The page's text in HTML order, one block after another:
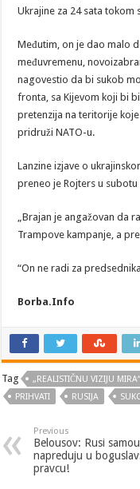
Ukrajine za 24 sata
Međutim, on je dao malo
međuvremenu,
nagovestio da bi sukob
fronta, sa Kijevom koji bi
pretenzija na teritorije
pridruži NATO-u.
Lanzine izjave o
preneo je Rojters u subotu
„Brajan je angažovan da
Trampove kampanje, a
“On ne radi za
Borba.Info
Tag „REALISTIČNU VIZIJU MIRA“
PRIHVATI
RUSIJA
Previous
Belousov: Rusi
napreduju u
pravcu!